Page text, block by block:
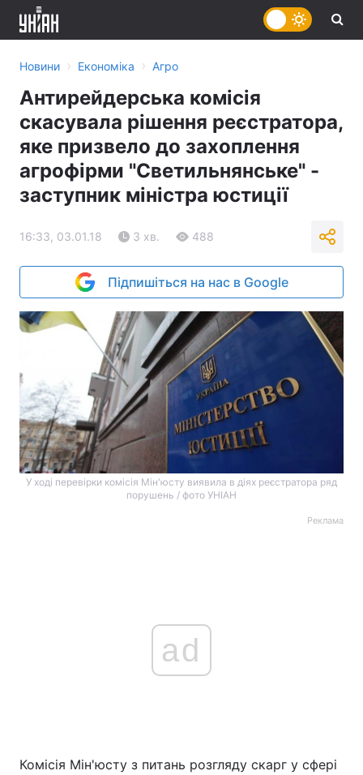
Новини › Економіка › Агро
Антирейдерська комісія
скасувала рішення реєстратора,
яке призвело до захоплення
агрофірми "Светильнянське" -
заступник міністра юстиції
16:33, 03.01.18 3 хв. 488
Підпишіться на нас в Google
У ході перевірки комісія Мін'юсту виявила в діях реєстратора ряд
порушень / фото УНІАН
Реклама
ad
Комісія Мін'юсту з питань розгляду скарг у сфері